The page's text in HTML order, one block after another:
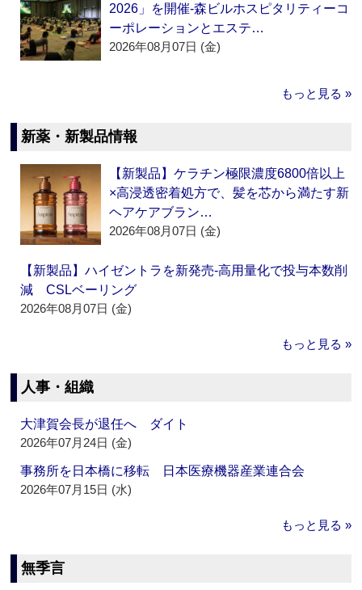
2026」を開催‐森ビルホスピタリティーコ
ーポレーションとエステ…
2026年08月07日 (金)
もっと見る »
新薬・新製品情報
【新製品】ケラチン極限濃度6800倍以上
×高浸透密着処方で、髪を芯から満たす新
ヘアケアブラン…
2026年08月07日 (金)
【新製品】ハイゼントラを新発売‐高用量化で投与本数削
減 CSLベーリング
2026年08月07日 (金)
もっと見る »
人事・組織
大津賀会長が退任へ ダイト
2026年07月24日 (金)
事務所を日本橋に移転 日本医療機器産業連合会
2026年07月15日 (水)
もっと見る »
無季言